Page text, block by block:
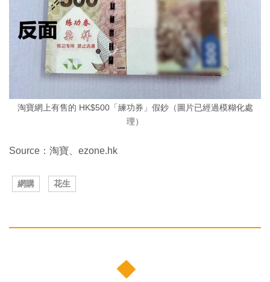
淘寶網上有售的 HK$500「練功券」假鈔（圖片已經過模糊化處
理）
Source：淘寶、ezone.hk
網購 花生